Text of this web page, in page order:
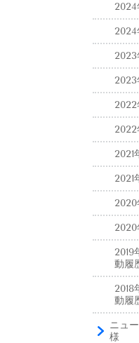
2024
2024
2023
2023
2022
2022
2021
2021
2020
2020
動履
動履
ニュ
様